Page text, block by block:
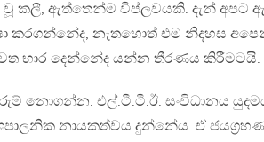
වූ කලී, ඇත්තෙන්ම විප්ලවයකි. දැන් අපට
කරගන්නේද, නැතහොත් එම නිදහස අපෙන්
භාර දෙන්නේද යන්න තීරණය කිරීමටයි.
නොගන්න. එල්.ටී.ටී.ඊ. සංවිධානය
නායකත්වය දුන්නේය. ඒ